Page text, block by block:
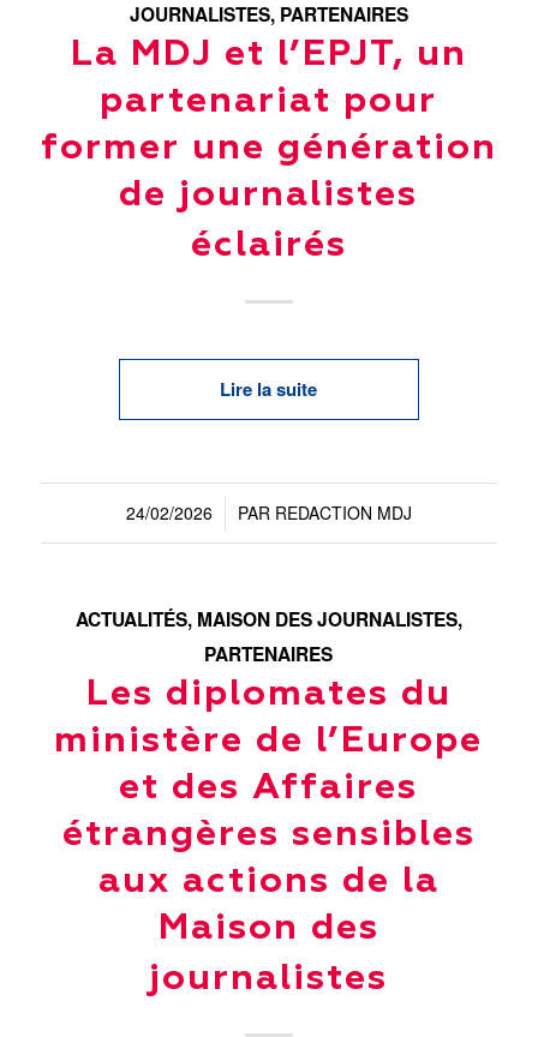
JOURNALISTES, PARTENAIRES
La MDJ et l’EPJT, un
partenariat pour
former une génération
de journalistes
éclairés
Lire la suite
24/02/2026
/ PAR REDACTION MDJ
ACTUALITÉS, MAISON DES JOURNALISTES,
PARTENAIRES
Les diplomates du
ministère de l’Europe
et des Affaires
étrangères sensibles
aux actions de la
Maison des
journalistes